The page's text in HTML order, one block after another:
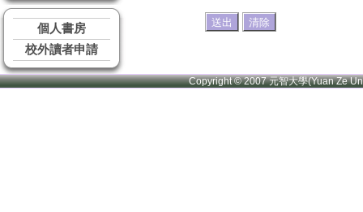
個人書房
校外讀者申請
Copyright © 2007 元智大學(Yuan Ze